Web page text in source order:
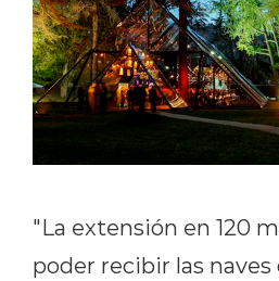
"La extensión en 120
poder recibir las